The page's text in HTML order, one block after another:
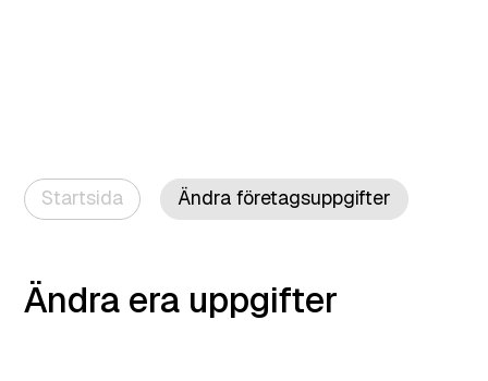
Startsida Ändra företagsuppgifter
Ändra era uppgifter